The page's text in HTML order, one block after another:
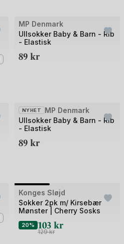
MP Denmark
Ullsokker Baby & Barn - Rib
- Elastisk
89 kr
NYHET
MP Denmark
Ullsokker Baby & Barn - Rib
- Elastisk
89 kr
Outlet
Bilde
av
Konges Sløjd
Sokker 2pk m/ Kirsebær
Mønster | Cherry Sosks
20% 103 kr
129kr